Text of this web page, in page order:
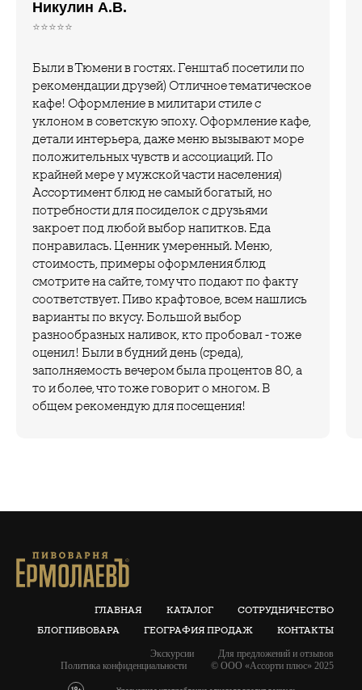
Никулин А.В.
⭐️⭐️⭐️⭐️⭐️
Были в Тюмени в гостях. Генштаб посетили по
рекомендации друзей) Отличное тематическое
кафе! Оформление в милитари стиле с
уклоном в советскую эпоху. Оформление кафе,
детали интерьера, даже меню вызывают море
положительных чувств и ассоциаций. По
крайней мере у мужской части населения)
Ассортимент блюд не самый богатый, но
потребности для посиделок с друзьями
закроет под любой выбор напитков. Еда
понравилась. Ценник умеренный. Меню,
стоимость, примеры оформления блюд
смотрите на сайте, тому что подают по факту
соответствует. Пиво крафтовое, всем нашлись
варианты по вкусу. Большой выбор
разнообразных наливок, кто пробовал - тоже
оценил! Были в будний день (среда),
заполняемость вечером была процентов 80, а
то и более, что тоже говорит о многом. В
общем рекомендую для посещения!
ГЛАВНАЯ КАТАЛОГ
СОТРУДНИЧЕСТВО
БЛОГ ПИВОВАРА
ГЕОГРАФИЯ ПРОДАЖ КОНТАКТЫ
Экскурсии
Для предложений и отзывов
Политика конфиденциальности
© ООО «Ассорти плюс» 2025